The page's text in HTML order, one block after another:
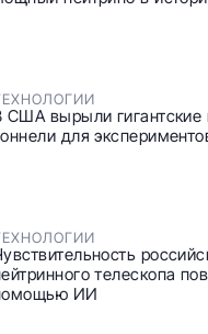
США вырыли
для
телескопа
ИИ